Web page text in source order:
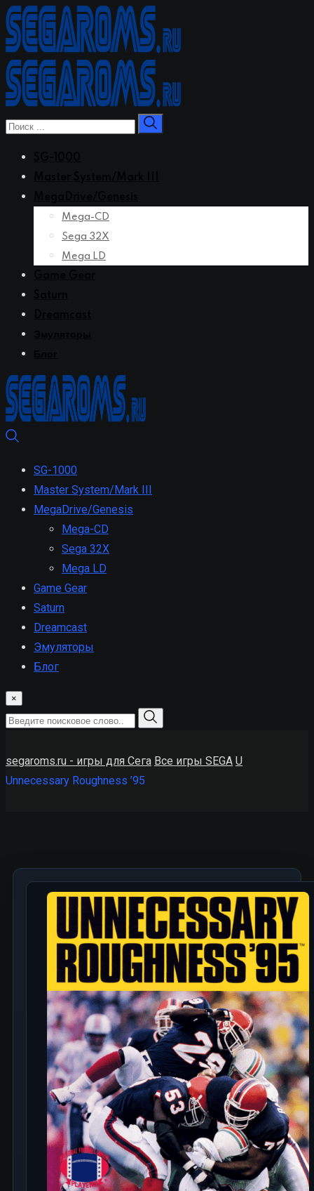
Перейти
к
контенту
Mega-CD
Sega 32X
Mega LD
SG-1000
Master System/Mark III
MegaDrive/Genesis
Mega-CD
Sega 32X
Mega LD
Game Gear
Saturn
Dreamcast
Эмуляторы
Блог
×
segaroms.ru - игры для Сега Все игры SEGA U
Unnecessary Roughness ’95